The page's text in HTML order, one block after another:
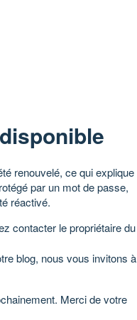
renouvelé, ce qui explique
par un mot de passe,
réactivé.
contacter le propriétaire du
blog, nous vous invitons à
Merci de votre